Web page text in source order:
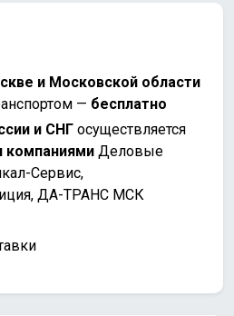
и Московской области
— бесплатно
и СНГ осуществляется
компаниями Деловые
Сервис,
ДА-ТРАНС МСК